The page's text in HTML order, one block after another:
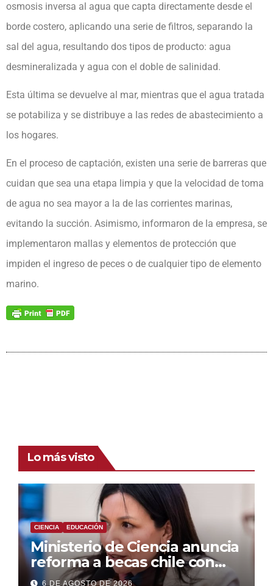
osmosis inversa al agua que capta directamente desde el
borde costero, aplicando una serie de filtros, separando la
sal del agua, resultando dos tipos de producto: agua
desmineralizada y agua con el doble de salinidad.
Esta última se devuelve al mar, mientras que el agua tratada
se potabiliza y se distribuye a las redes de abastecimiento a
los hogares.
En el proceso de captación, existen una serie de barreras que
cuidan que sea una etapa limpia y que la velocidad de toma
de agua no sea mayor a la de las corrientes marinas,
evitando la succión. Asimismo, informaron de la empresa, se
implementaron mallas y elementos de protección que
impiden el ingreso de peces o de cualquier tipo de elemento
marino.
Lo más visto
CIENCIA EDUCACIÓN
Ministerio de Ciencia anuncia
reforma a becas chile con
foco en áreas estratégicas y
6 DE AGOSTO DE 2026